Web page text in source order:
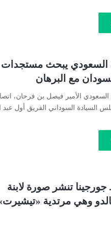
السعودي يبحث مستجدات
مع البرهان
السعودي الأمير فيصل بن فرحان،
السيادة السوداني الفريق أول عبد
تنشر صورة لابنة
وهي مرتدية